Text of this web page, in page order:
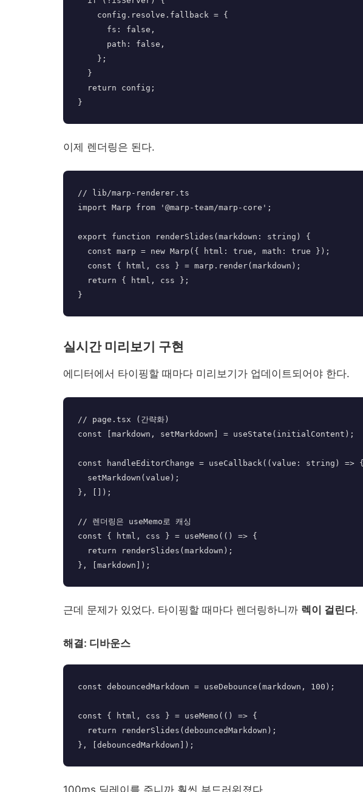
이제 렌더링은 된다.
// lib/marp-renderer.ts
import Marp from '@marp-team/marp-core';
export function renderSlides(markdown: string) {
실시간 미리보기 구현
에디터에서 타이핑할 때마다 미리보기가 업데이트되어야 한다.
// page.tsx (간략화)
const [markdown, setMarkdown] = useState(initialContent);
const handleEditorChange = useCallback((value: string) => {
}, []);
// 렌더링은 useMemo로 캐싱
const { html, css } = useMemo(() => {
근데 문제가 있었다. 타이핑할 때마다 렌더링하니까 렉이 걸린다.
해결: 디바운스
const debouncedMarkdown = useDebounce(markdown, 100);
const { html, css } = useMemo(() => {